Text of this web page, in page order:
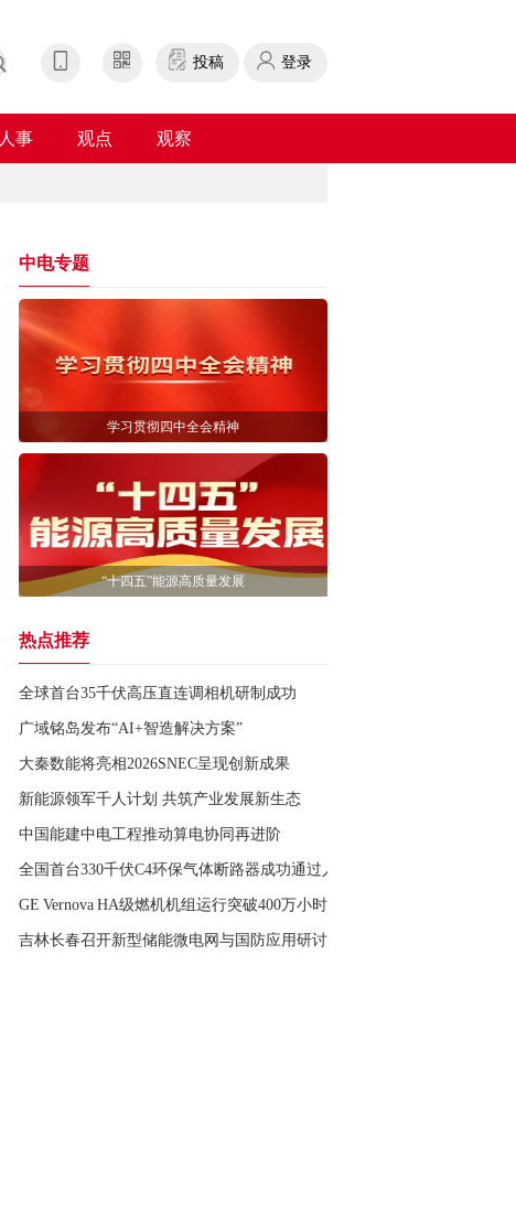
投稿 登录
人事 观点 观察
中电专题
学习贯彻四中全会精神
“十四五”能源高质量发展
热点推荐
全球首台35千伏高压直连调相机研制成功
广域铭岛发布“AI+智造解决方案”
大秦数能将亮相2026SNEC呈现创新成果
新能源领军千人计划 共筑产业发展新生态
中国能建中电工程推动算电协同再进阶
全国首台330千伏C4环保气体断路器成功通过人工短路试验
GE Vernova HA级燃机机组运行突破400万小时
吉林长春召开新型储能微电网与国防应用研讨会